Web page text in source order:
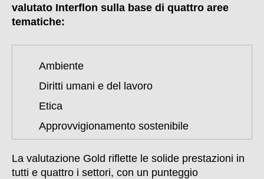
valutato Interflon sulla base di quattro aree
tematiche:
Ambiente
Diritti umani e del lavoro
Etica
Approvvigionamento sostenibile
La valutazione Gold riflette le solide prestazioni in
tutti e quattro i settori, con un punteggio